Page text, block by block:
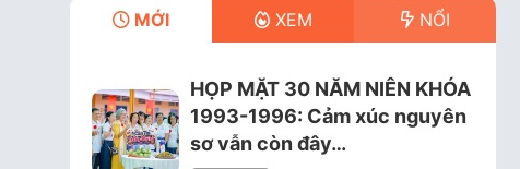
MỚI XEM NỔI
HỌP MẶT 30 NĂM NIÊN KHÓA
1993-1996: Cảm xúc nguyên
sơ vẫn còn đây…